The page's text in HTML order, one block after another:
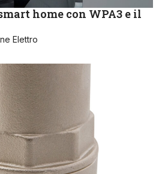
home con WPA3 e il
Elettro